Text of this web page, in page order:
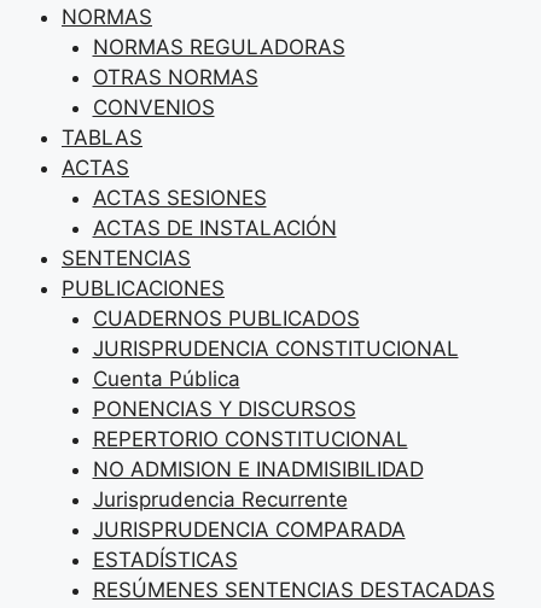
NORMAS
NORMAS REGULADORAS
OTRAS NORMAS
CONVENIOS
TABLAS
ACTAS
ACTAS SESIONES
ACTAS DE INSTALACIÓN
SENTENCIAS
PUBLICACIONES
CUADERNOS PUBLICADOS
JURISPRUDENCIA CONSTITUCIONAL
Cuenta Pública
PONENCIAS Y DISCURSOS
REPERTORIO CONSTITUCIONAL
NO ADMISION E INADMISIBILIDAD
Jurisprudencia Recurrente
JURISPRUDENCIA COMPARADA
ESTADÍSTICAS
RESÚMENES SENTENCIAS DESTACADAS